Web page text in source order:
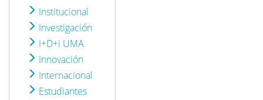
Institucional
Investigación
I+D+i UMA
Innovación
Internacional
Estudiantes